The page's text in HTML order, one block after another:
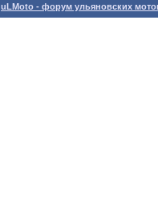
uLMoto - форум ульяновских